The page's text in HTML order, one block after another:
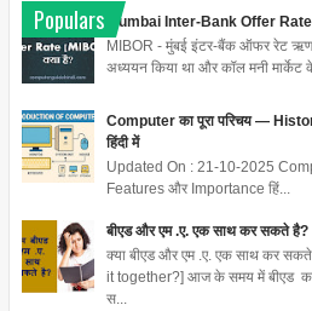
Populars
Mumbai Inter-Bank Offer Rate
MIBOR - मुंबई इंटर-बैंक ऑफर रेट ऋण
अध्ययन किया था और कॉल मनी मार्केट
Computer का पूरा परिचय —
हिंदी में
Updated On : 21-10-2025
Features और Importance हिं...
बीएड और एम .ए. एक साथ कर सकते है?
क्या बीएड और एम .ए. एक साथ कर
it together?] आज के समय में बीएड
स...